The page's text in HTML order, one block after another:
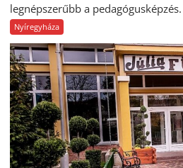
legnépszerűbb a
Nyíregyháza